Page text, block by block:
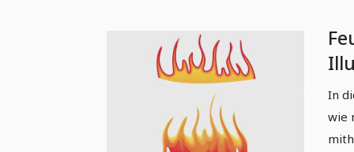
In
wie